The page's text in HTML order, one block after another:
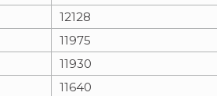
12128
11975
11930
11640